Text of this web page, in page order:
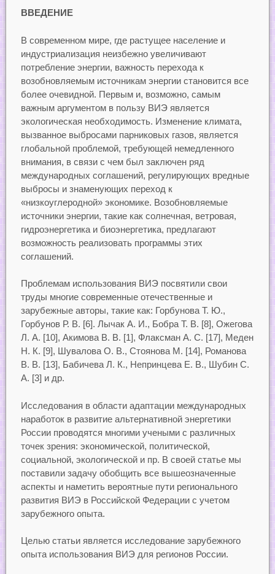
ВВЕДЕНИЕ
В современном мире, где растущее население и
индустриализация неизбежно увеличивают
потребление энергии, важность перехода к
возобновляемым источникам энергии становится все
более очевидной. Первым и, возможно, самым
важным аргументом в пользу ВИЭ является
экологическая необходимость. Изменение климата,
вызванное выбросами парниковых газов, является
глобальной проблемой, требующей немедленного
внимания, в связи с чем был заключен ряд
международных соглашений, регулирующих вредные
выбросы и знаменующих переход к
«низкоуглеродной» экономике. Возобновляемые
источники энергии, такие как солнечная, ветровая,
гидроэнергетика и биоэнергетика, предлагают
возможность реализовать программы этих
соглашений.
Проблемам использования ВИЭ посвятили свои
труды многие современные отечественные и
зарубежные авторы, такие как: Горбунова Т. Ю.,
Горбунов Р. В. [6]. Лычак А. И., Бобра Т. В. [8], Ожегова
Л. А. [10], Акимова В. В. [1], Флаксман А. С. [17], Меден
Н. К. [9], Шувалова О. В., Стоянова М. [14], Романова
В. В. [13], Бабичева Л. К., Непринцева Е. В., Шубин С.
А. [3] и др.
Исследования в области адаптации международных
наработок в развитие альтернативной энергетики
России проводятся многими учеными с различных
точек зрения: экономической, политической,
социальной, экологической и пр. В своей статье мы
поставили задачу обобщить все вышеозначенные
аспекты и наметить вероятные пути регионального
развития ВИЭ в Российской Федерации с учетом
зарубежного опыта.
Целью статьи является исследование зарубежного
опыта использования ВИЭ для регионов России.